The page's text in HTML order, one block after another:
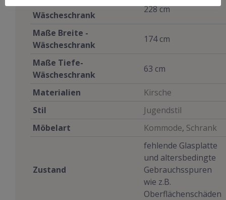
Wäscheschrank
228 cm
Maße Breite -
Wäscheschrank
174 cm
Maße Tiefe-
Wäscheschrank
63 cm
Materialien
Kirsche
Stil
Jugendstil
Möbelart
Kommode, Schrank
Zustand
fehlende Glasplatte
und altersbedingte
Gebrauchsspuren
wie z.B.
Oberflächenschäden